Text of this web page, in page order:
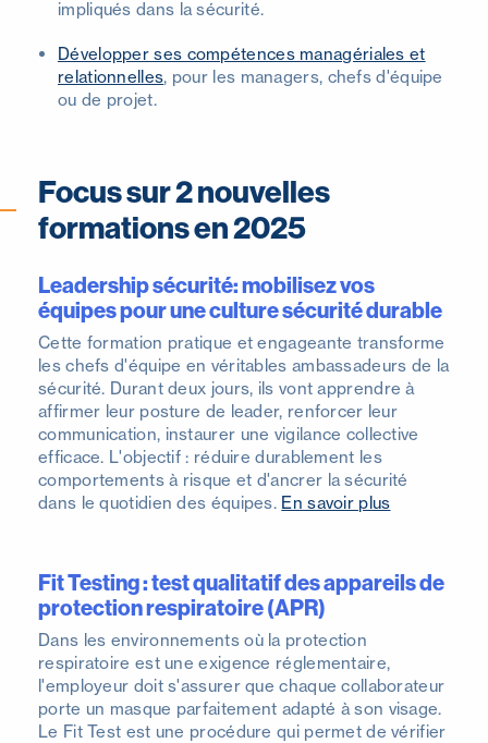
impliqués dans la sécurité.
Développer ses compétences managériales et
relationnelles, pour les managers, chefs d'équipe
ou de projet.
Focus sur 2 nouvelles
formations en 2025
Leadership sécurité: mobilisez vos
équipes pour une culture sécurité durable
Cette formation pratique et engageante transforme
les chefs d'équipe en véritables ambassadeurs de la
sécurité. Durant deux jours, ils vont apprendre à
affirmer leur posture de leader, renforcer leur
communication, instaurer une vigilance collective
efficace. L'objectif : réduire durablement les
comportements à risque et d'ancrer la sécurité
dans le quotidien des équipes. En savoir plus
Fit Testing : test qualitatif des appareils de
protection respiratoire (APR)
Dans les environnements où la protection
respiratoire est une exigence réglementaire,
l'employeur doit s'assurer que chaque collaborateur
porte un masque parfaitement adapté à son visage.
Le Fit Test est une procédure qui permet de vérifier